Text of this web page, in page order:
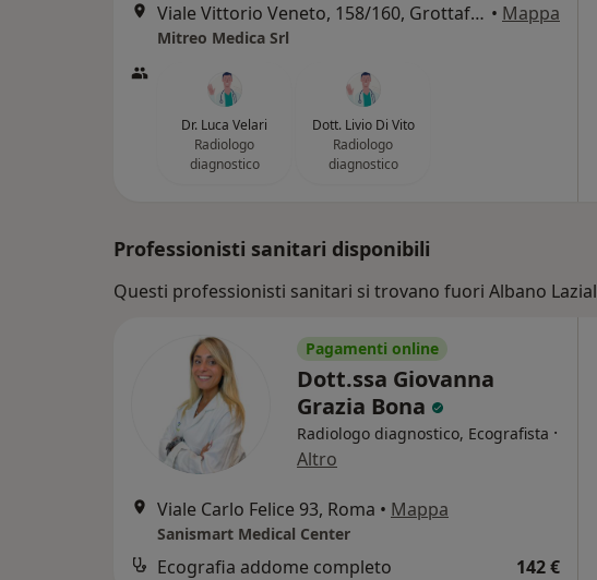
Viale Vittorio Veneto, 158/160, Grottaferrata • Mappa
Mitreo Medica Srl
Dr. Luca Velari
Radiologo
diagnostico
Dott. Livio Di Vito
Radiologo
diagnostico
Professionisti sanitari disponibili
Questi professionisti sanitari si trovano fuori Albano
Pagamenti online
Dott.ssa Giovanna
Grazia Bona
Radiologo diagnostico, Ecografista ·
Altro
Viale Carlo Felice 93, Roma • Mappa
Sanismart Medical Center
Ecografia addome completo 142 €